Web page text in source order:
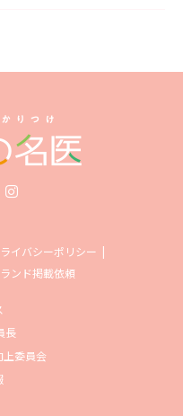
イバシーポリシー
ンド掲載依頼
長
上委員会